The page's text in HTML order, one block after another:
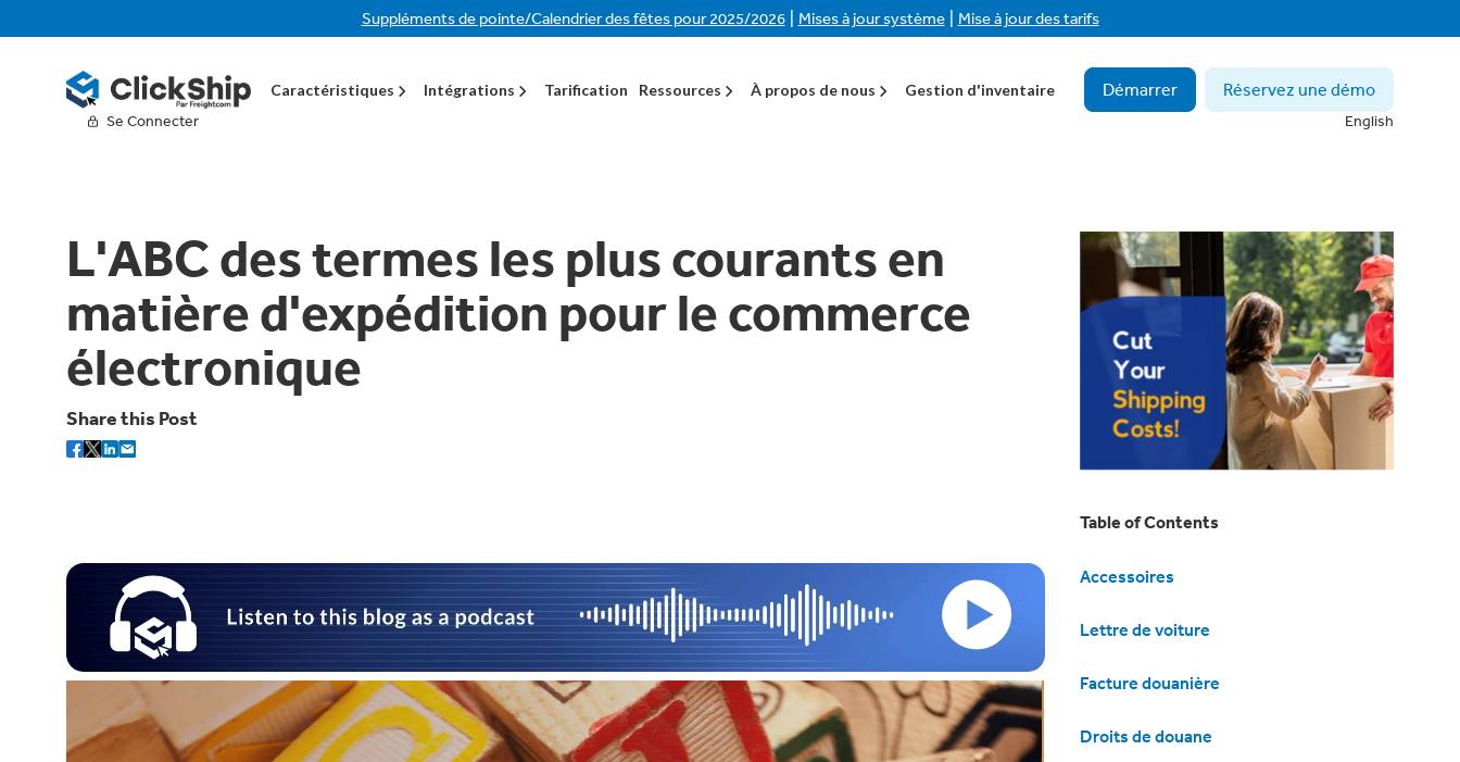
Suppléments de pointe/Calendrier des fêtes pour 2025/2026 Mises à jour système Mise à jour des tarifs
Caractéristiques Intégrations Tarification Ressources À propos de nous Gestion d'inventaire Démarrer Réservez une démo
Se Connecter English
L'ABC des termes les plus courants en
matière d'expédition pour le commerce
électronique
Share this Post
Table of Contents
Accessoires
Lettre de voiture
Facture douanière
Droits de douane